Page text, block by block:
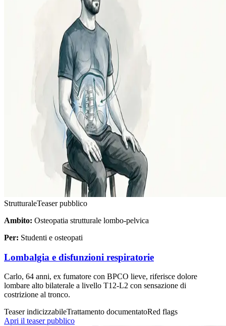
StrutturaleTeaser pubblico
Ambito: Osteopatia strutturale lombo-pelvica
Per: Studenti e osteopati
Lombalgia e disfunzioni respiratorie
Carlo, 64 anni, ex fumatore con BPCO lieve, riferisce dolore
lombare alto bilaterale a livello T12-L2 con sensazione di
costrizione al tronco.
Teaser indicizzabileTrattamento documentatoRed flags
Apri il teaser pubblico